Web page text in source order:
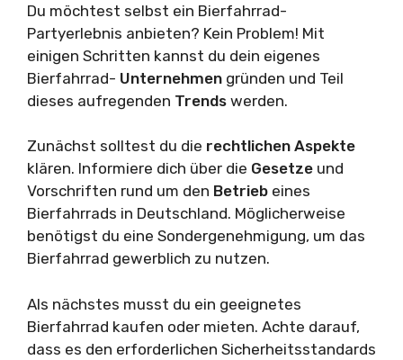
Du möchtest selbst ein Bierfahrrad-
Partyerlebnis anbieten? Kein Problem! Mit
einigen Schritten kannst du dein eigenes
Bierfahrrad- Unternehmen gründen und Teil
dieses aufregenden Trends werden.
Zunächst solltest du die rechtlichen Aspekte
klären. Informiere dich über die Gesetze und
Vorschriften rund um den Betrieb eines
Bierfahrrads in Deutschland. Möglicherweise
benötigst du eine Sondergenehmigung, um das
Bierfahrrad gewerblich zu nutzen.
Als nächstes musst du ein geeignetes
Bierfahrrad kaufen oder mieten. Achte darauf,
dass es den erforderlichen Sicherheitsstandards